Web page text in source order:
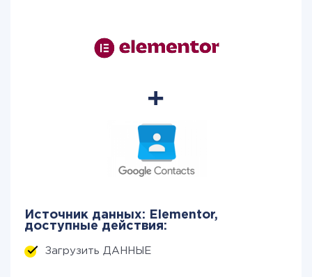
Источник данных: Elementor,
доступные действия:
Загрузить ДАННЫЕ